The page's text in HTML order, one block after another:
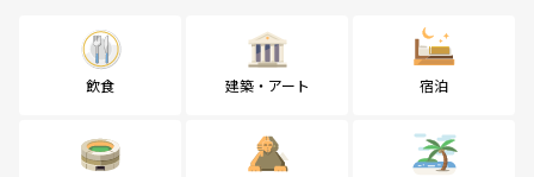
飲食 建築・アート 宿泊